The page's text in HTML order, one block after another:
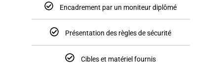
Encadrement par un moniteur diplômé
Présentation des règles de sécurité
Cibles et matériel fournis